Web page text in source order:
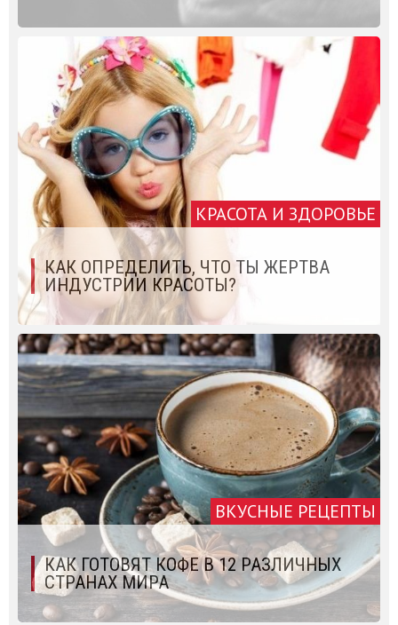
КРАСОТА И ЗДОРОВЬЕ
КАК ОПРЕДЕЛИТЬ, ЧТО ТЫ ЖЕРТВА
ИНДУСТРИИ КРАСОТЫ?
ВКУСНЫЕ РЕЦЕПТЫ
КАК ГОТОВЯТ КОФЕ В 12 РАЗЛИЧНЫХ
СТРАНАХ МИРА